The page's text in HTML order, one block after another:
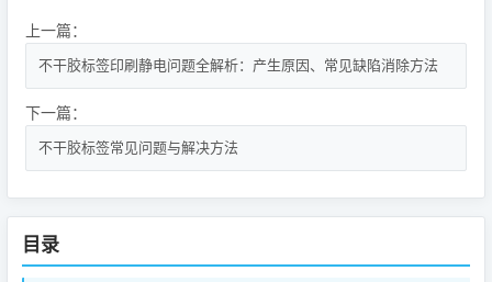
上一篇：
不干胶标签印刷静电问题全解析：产生原因、常见缺陷消除方法
下一篇：
不干胶标签常见问题与解决方法
目录